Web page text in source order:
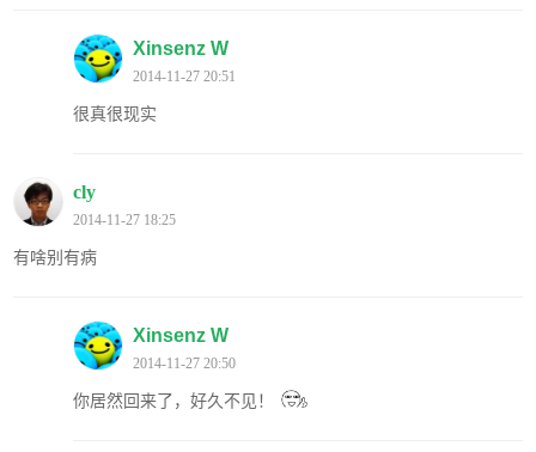
Xinsenz W
2014-11-27 20:51
很真很现实
cly
2014-11-27 18:25
有啥别有病
Xinsenz W
2014-11-27 20:50
你居然回来了，好久不见！